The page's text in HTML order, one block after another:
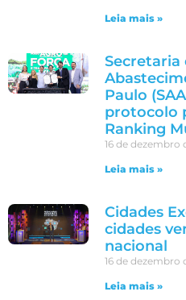
Leia mais »
Secretaria
Paulo
protocolo
Ranking
16 de dezembro
Leia mais »
Cidades
cidades
nacional
16 de dezembro
Leia mais »